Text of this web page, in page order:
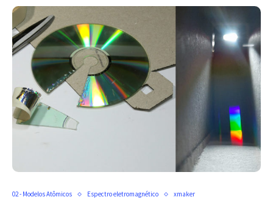
02 - Modelos Atômicos Espectro eletromagnético xmaker